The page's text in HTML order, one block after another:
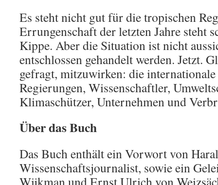
Es steht nicht gut für die tropischen
Errungenschaft der letzten Jahre steht
Kippe. Aber die Situation ist nicht
entschlossen gehandelt werden. Jetzt.
gefragt, mitzuwirken: die
Regierungen, Wissenschaftler,
Klimaschützer, Unternehmen und
Über das Buch
Das Buch enthält ein Vorwort von
Wissenschaftsjournalist, sowie ein
Wijkman und Ernst Ulrich von